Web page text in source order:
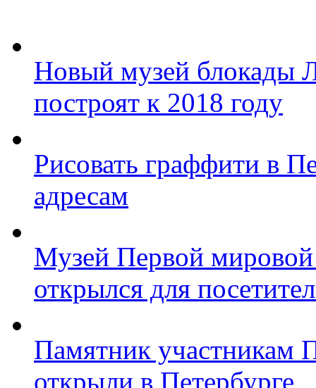
Новый музей блокады
построят к 2018 году
Рисовать граффити в
адресам
Музей Первой
открылся для
Памятник участникам
открыли в Петербурге